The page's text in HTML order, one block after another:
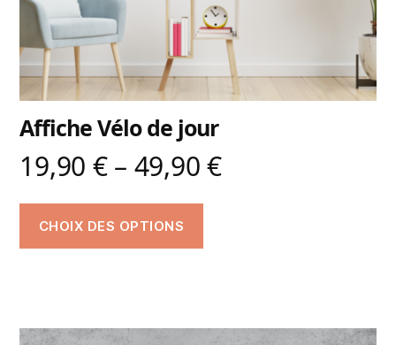
Affiche Vélo de jour
19,90 €– 49,90€
CHOIX DES OPTIONS